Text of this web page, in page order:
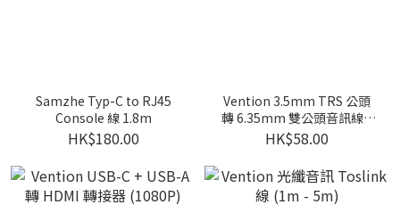
Samzhe Typ-C to RJ45
Console 線 1.8m
HK$180.00
Vention 3.5mm TRS 公頭
轉 6.35mm 雙公頭音訊線 1
米
HK$58.00